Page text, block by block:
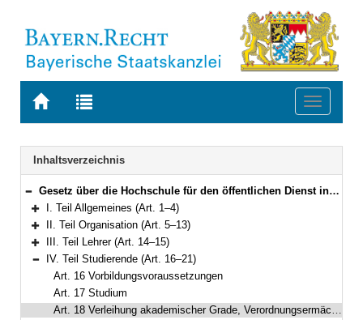
Zur
BAYERN.RECHT
Zur
letzten
Suche
Toggle
Navigation
Inhaltsverzeichnis
Bereich reduzieren
Gesetz über die Hochschule für den öffentlichen Dienst in Bayern (HföD-Gesetz – HföDG) in der Fassung der Bekanntmachung vom 9. Oktober 2003 (GVBl. S. 818) BayRS 2030-1-3-F (Art. 1–25)
Bereich erweitern
I. Teil Allgemeines (Art. 1–4)
Bereich erweitern
II. Teil Organisation (Art. 5–13)
Bereich erweitern
III. Teil Lehrer (Art. 14–15)
Bereich reduzieren
IV. Teil Studierende (Art. 16–21)
Art. 16 Vorbildungsvoraussetzungen
Art. 17 Studium
Art. 18 Verleihung akademischer Grade, Verordnungsermächtigung